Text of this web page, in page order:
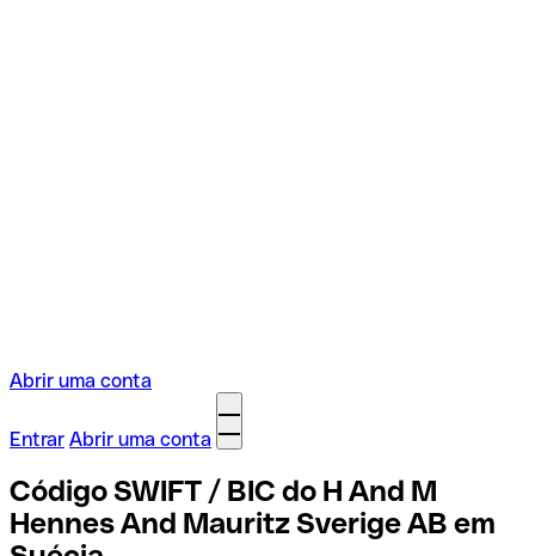
Abrir uma conta
Entrar Abrir uma conta
Código SWIFT / BIC do H And M
Hennes And Mauritz Sverige AB em